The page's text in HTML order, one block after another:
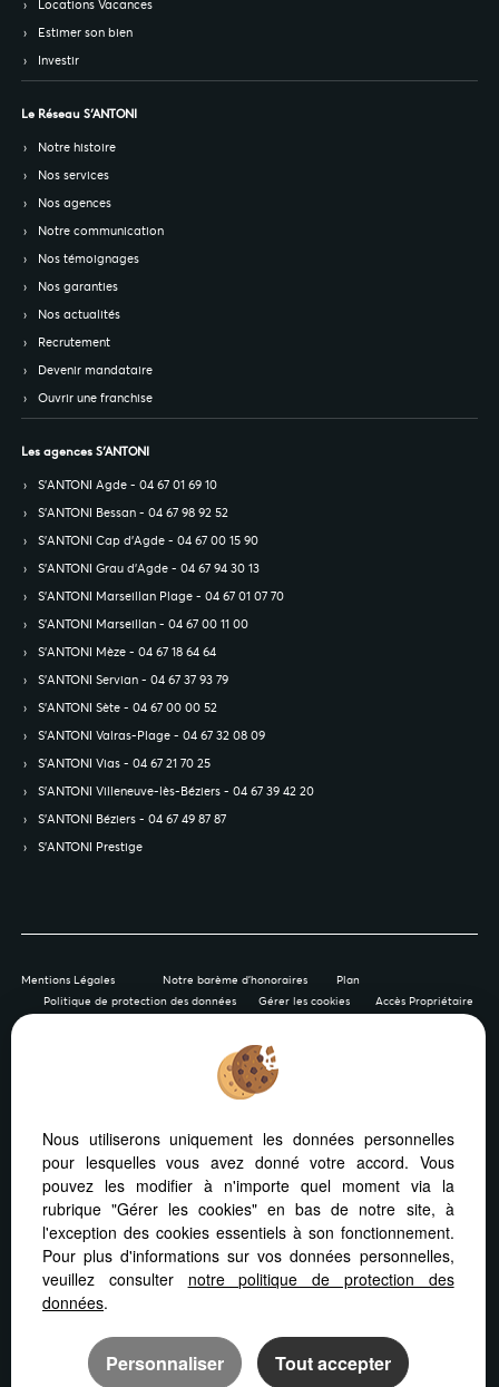
Locations Vacances
Estimer son bien
Investir
Le Réseau S’ANTONI
Notre histoire
Nos services
Nos agences
Notre communication
Nos témoignages
Nos garanties
Nos actualités
Recrutement
Devenir mandataire
Ouvrir une franchise
Les agences S’ANTONI
S’ANTONI Agde - 04 67 01 69 10
S’ANTONI Bessan - 04 67 98 92 52
S’ANTONI Cap d'Agde - 04 67 00 15 90
S’ANTONI Grau d'Agde - 04 67 94 30 13
S’ANTONI Marseillan Plage - 04 67 01 07 70
S’ANTONI Marseillan - 04 67 00 11 00
S’ANTONI Mèze - 04 67 18 64 64
S’ANTONI Servian - 04 67 37 93 79
S’ANTONI Sète - 04 67 00 00 52
S’ANTONI Valras-Plage - 04 67 32 08 09
S’ANTONI Vias - 04 67 21 70 25
S’ANTONI Villeneuve-lès-Béziers - 04 67 39 42 20
S’ANTONI Béziers - 04 67 49 87 87
S’ANTONI Prestige
Mentions Légales Notre barème d'honoraires
Plan
Politique de protection des données
Gérer les cookies Accès Propriétaire
Afin de vous offrir un confort de lecture permanent, depuis
votre PC, votre tablette ou votre smartphone, notre site
s’adapte automatiquement aux différents types d'écrans
Logiciel immo
Nous utiliserons uniquement les données personnelles
pour lesquelles vous avez donné votre accord. Vous
pouvez les modifier à n'importe quel moment via la
rubrique "Gérer les cookies" en bas de notre site, à
l'exception des cookies essentiels à son fonctionnement.
Pour plus d'informations sur vos données personnelles,
veuillez consulter notre politique de protection des
données.
Personnaliser Tout accepter